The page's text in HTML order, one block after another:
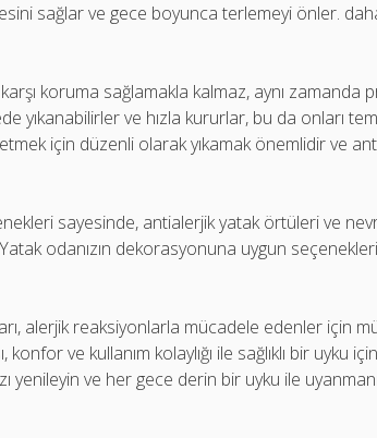
sağlar ve gece boyunca terlemeyi önler.
koruma sağlamakla kalmaz, aynı zamanda
yıkanabilirler ve hızla kururlar, bu da onları
için düzenli olarak yıkamak önemlidir ve
sayesinde, antialerjik yatak örtüleri ve
Yatak odanızın dekorasyonuna uygun
alerjik reaksiyonlarla mücadele edenler için
ve kullanım kolaylığı ile sağlıklı bir uyku
ve her gece derin bir uyku ile